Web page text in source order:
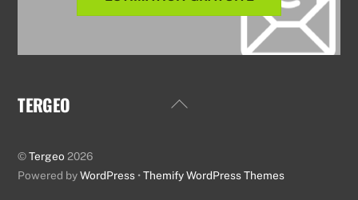
Back
TERGEO
©Tergeo 2026
Powered byWordPress •Themify WordPress Themes